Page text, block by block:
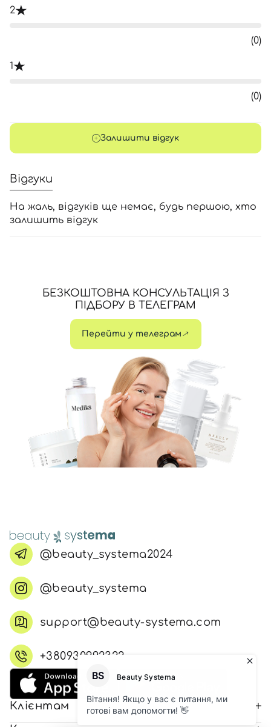
2
(0)
1
(0)
Залишити відгук
Відгуки
На жаль, відгуків ще немає, будь першою, хто
залишить відгук
БЕЗКОШТОВНА КОНСУЛЬТАЦІЯ З
ПІДБОРУ В ТЕЛЕГРАМ
Перейти у телеграм
@beauty_systema2024
@beauty_systema
support@beauty-systema.com
+380930992322
Клієнтам